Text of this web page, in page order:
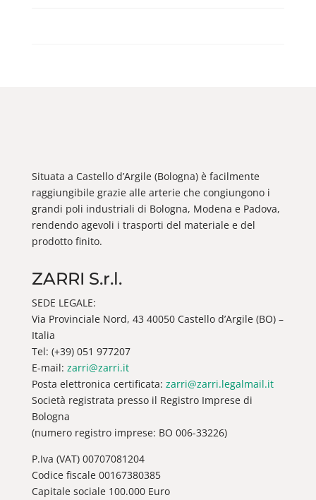
Situata a Castello d’Argile (Bologna) è facilmente
raggiungibile grazie alle arterie che congiungono i
grandi poli industriali di Bologna, Modena e Padova,
rendendo agevoli i trasporti del materiale e del
prodotto finito.
ZARRI S.r.l.
SEDE LEGALE:
Via Provinciale Nord, 43 40050 Castello d’Argile (BO) –
Italia
Tel: (+39) 051 977207
E-mail: zarri@zarri.it
Posta elettronica certificata: zarri@zarri.legalmail.it
Società registrata presso il Registro Imprese di
Bologna
(numero registro imprese: BO 006-33226)
P.Iva (VAT) 00707081204
Codice fiscale 00167380385
Capitale sociale 100.000 Euro